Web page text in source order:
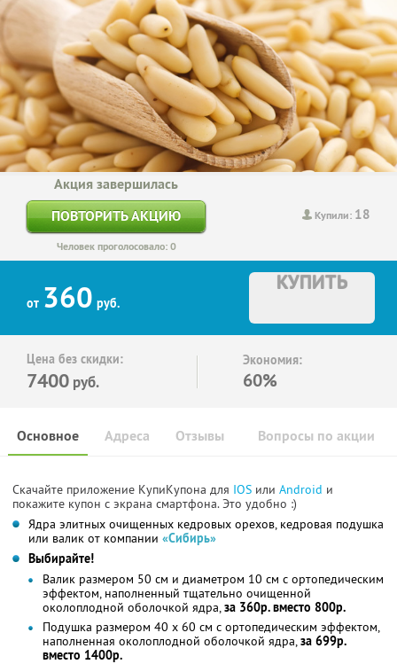
Купили: 18
Акция завершилась
ПОВТОРИТЬ АКЦИЮ
Человек проголосовало: 0
от 360 руб.
КУПИТЬ
Цена без скидки:
7400 руб.
Экономия:
60%
Основное Отзывы Вопросы по акции
Адреса
Скачайте приложение КупиКупона для IOS или Android и
покажите купон с экрана смартфона. Это удобно :)
Ядра элитных очищенных кедровых орехов, кедровая подушка
или валик от компании «Сибирь»
Выбирайте!
Валик размером 50 см и диаметром 10 см с ортопедическим
эффектом, наполненный тщательно очищенной
околоплодной оболочкой ядра,за 360р. вместо 800р.
Подушка размером 40 х 60 см с ортопедическим эффектом,
наполненная околоплодной оболочкой ядра,за 699р.
вместо 1400р.